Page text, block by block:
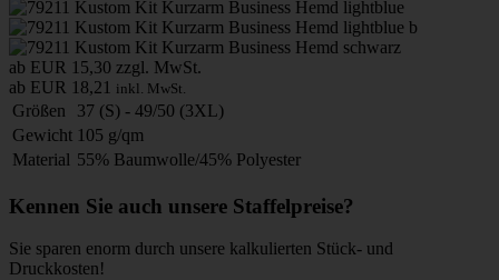
ab EUR 15,30 zzgl. MwSt.
ab EUR 18,21 inkl. MwSt.
Größen
37 (S) - 49/50 (3XL)
Gewicht 105 g/qm
Material 55% Baumwolle/45% Polyester
Kennen Sie auch unsere Staffelpreise?
Sie sparen enorm durch unsere kalkulierten Stück- und
Druckkosten!